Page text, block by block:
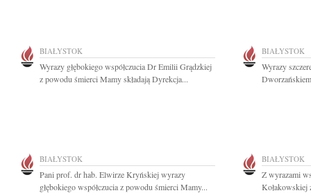
BIAŁYSTOK
Wyrazy głębokiego współczucia Dr Emilii Grądzkiej
z powodu śmierci Mamy składają Dyrekcja...
BIAŁYSTOK
Wyrazy
BIAŁYSTOK
Pani prof. dr hab. Elwirze Kryńskiej wyrazy
głębokiego współczucia z powodu śmierci Mamy...
BIAŁYSTOK
Z wyrazami
Kołakowskiej